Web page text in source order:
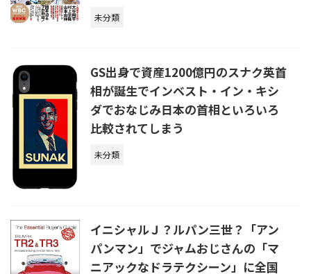
未分類
GS出身で資産1200億円のスナク英首
相が誕生でインベスト・イン・キシ
ダでおなじみ日本の首相といろいろ
比較されてしまう
未分類
イニシャルＪ？ルパン三世？「アン
パンマン」でジャムおじさんの「マ
ニアックなドラテクシーン」に全国